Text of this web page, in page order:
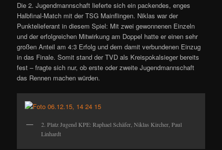
Die 2. Jugendmannschaft lieferte sich ein packendes, enges
Halbfinal-Match mit der TSG Mainflingen. Niklas war der
Punktelieferant in diesem Spiel: Mit zwei gewonnenen Einzeln
und der erfolgreichen Mitwirkung am Doppel hatte er einen sehr
großen Anteil am 4:3 Erfolg und dem damit verbundenen Einzug
in das Finale. Somit stand der TVD als Kreispokalsieger bereits
fest – fragte sich nur, ob erste oder zweite Jugendmannschaft
das Rennen machen würden.
2. Platz Jugend KPE: Raphael Schäfer, Niklas Kircher, Paul
Linhardt